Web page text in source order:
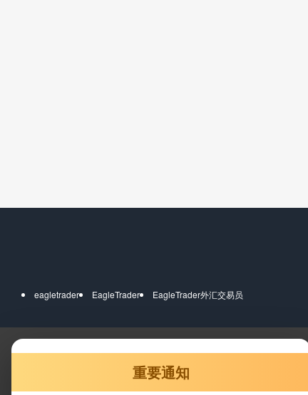
eagletrader
EagleTrader EagleTrader外汇交易员
重要通知